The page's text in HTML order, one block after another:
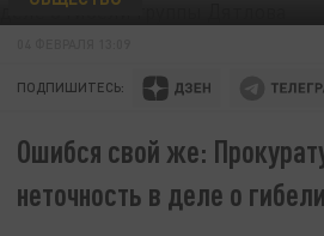
ПОДПИШИТЕСЬ:
Ошибся свой же:
неточность в деле о